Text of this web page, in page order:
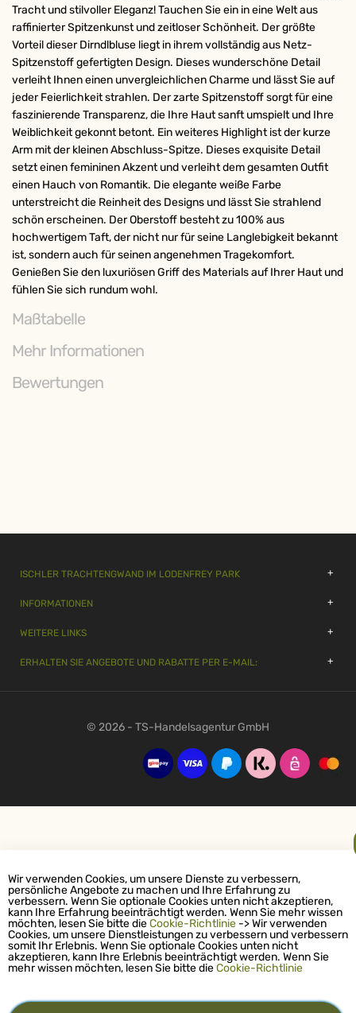
Tracht und stilvoller Eleganz! Tauchen Sie ein in eine Welt aus
raffinierter Spitzenkunst und zeitloser Schönheit. Der größte
Vorteil dieser Dirndlbluse liegt in ihrem vollständig aus Netz-
Spitzenstoff gefertigten Design. Dieses wunderschöne Detail
verleiht Ihnen einen unvergleichlichen Charme und lässt Sie auf
jeder Feierlichkeit strahlen. Der zarte Spitzenstoff sorgt für eine
faszinierende Transparenz, die Ihre Haut sanft umspielt und Ihre
Weiblichkeit gekonnt betont. Ein weiteres Highlight ist der kurze
Arm mit der kleinen Abschluss-Spitze. Dieses exquisite Detail
setzt einen femininen Akzent und verleiht dem gesamten Outfit
einen Hauch von Romantik. Die elegante weiße Farbe
unterstreicht die Reinheit des Designs und lässt Sie strahlend
schön erscheinen. Der Oberstoff besteht zu 100% aus
hochwertigem Taft, der nicht nur für seine Langlebigkeit bekannt
ist, sondern auch für seinen angenehmen Tragekomfort.
Genießen Sie den luxuriösen Griff des Materials auf Ihrer Haut und
fühlen Sie sich rundum wohl.
Maßtabelle
Mehr Informationen
Bewertungen
ISCHLER TRACHTENGWAND IM LODENFREY PARK
INFORMATIONEN
WEITERE LINKS
ERHALTEN SIE ANGEBOTE UND RABATTE PER E-MAIL:
© 2026 - TS-Handelsagentur GmbH
Wir verwenden Cookies, um unsere Dienste zu verbessern,
persönliche Angebote zu machen und Ihre Erfahrung zu
verbessern. Wenn Sie optionale Cookies unten nicht akzeptieren,
kann Ihre Erfahrung beeinträchtigt werden. Wenn Sie mehr wissen
möchten, lesen Sie bitte dieCookie-Richtlinie -> Wir verwenden
Cookies, um unsere Dienstleistungen zu verbessern und verbessern
somit Ihr Erlebnis. Wenn Sie optionale Cookies unten nicht
akzeptieren, kann Ihre Erlebnis beeinträchtigt werden. Wenn Sie
mehr wissen möchten, lesen Sie bitte dieCookie-Richtlinie